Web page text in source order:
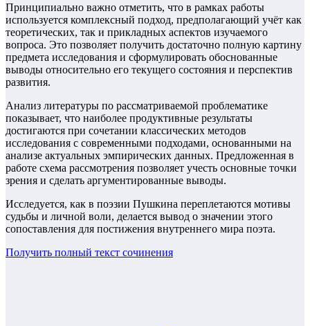
Принципиально важно отметить, что в рамках работы
используется комплексный подход, предполагающий учёт как
теоретических, так и прикладных аспектов изучаемого
вопроса. Это позволяет получить достаточно полную картину
предмета исследования и сформулировать обоснованные
выводы относительно его текущего состояния и перспектив
развития.
Анализ литературы по рассматриваемой проблематике
показывает, что наиболее продуктивные результаты
достигаются при сочетании классических методов
исследования с современными подходами, основанными на
анализе актуальных эмпирических данных. Предложенная в
работе схема рассмотрения позволяет учесть основные точки
зрения и сделать аргументированные выводы.
Исследуется, как в поэзии Пушкина переплетаются мотивы
судьбы и личной воли, делается вывод о значении этого
сопоставления для постижения внутреннего мира поэта.
Получить полный текст сочинения